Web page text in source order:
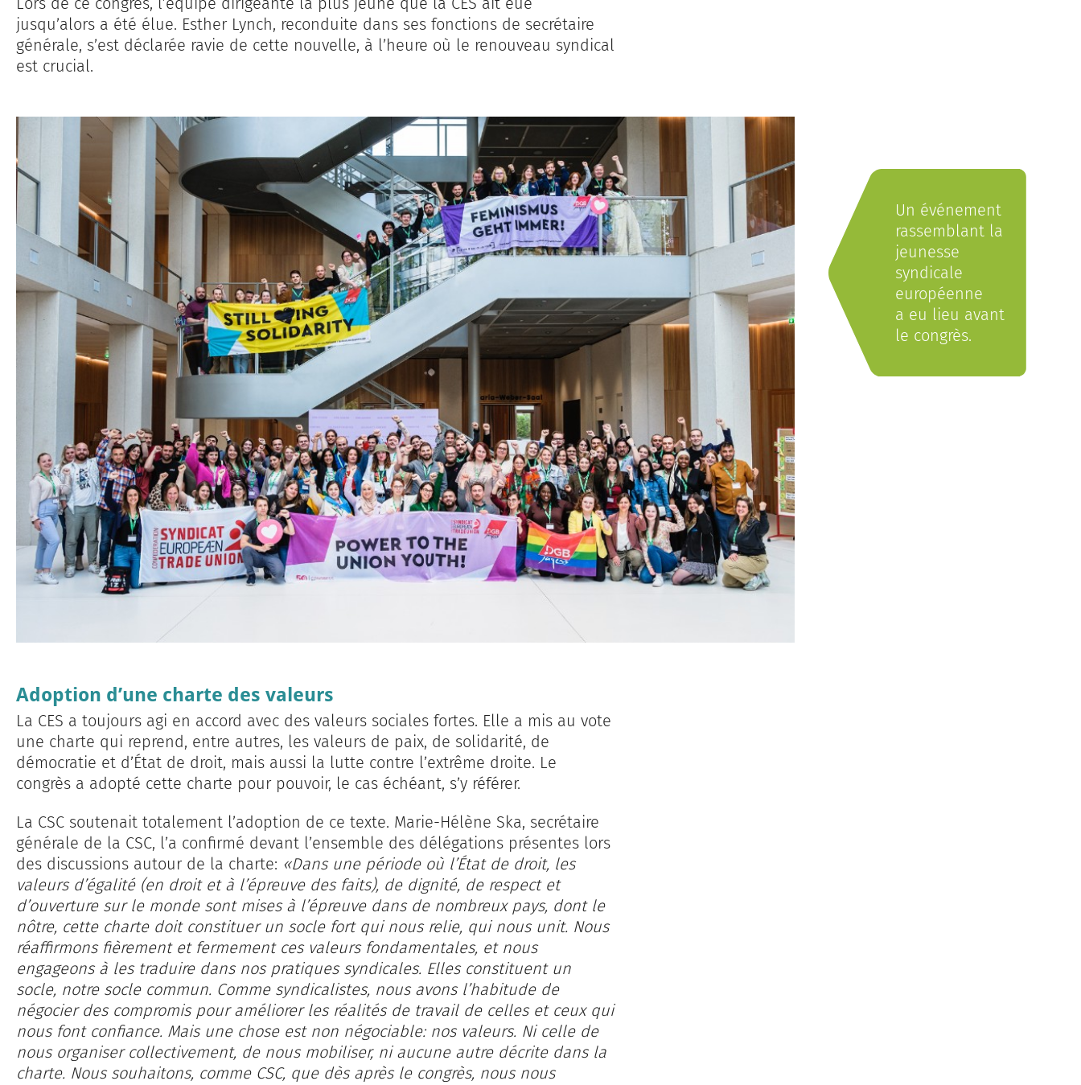
jusqu’alors a été élue. Esther Lynch, reconduite dans ses fonctions de secrétaire
générale, s’est déclarée ravie de cette nouvelle, à l’heure où le renouveau syndical
est crucial.
Un événement
rassemblant la
jeunesse
syndicale
européenne
a eu lieu avant
le congrès.
Adoption d’une charte des valeurs
La CES a toujours agi en accord avec des valeurs sociales fortes. Elle a mis au vote
une charte qui reprend, entre autres, les valeurs de paix, de solidarité, de
démocratie et d’État de droit, mais aussi la lutte contre l’extrême droite. Le
congrès a adopté cette charte pour pouvoir, le cas échéant, s’y référer.
La CSC soutenait totalement l’adoption de ce texte. Marie-Hélène Ska, secrétaire
générale de la CSC, l’a confirmé devant l’ensemble des délégations présentes lors
des discussions autour de la charte: «Dans une période où l’État de droit, les
valeurs d’égalité (en droit et à l’épreuve des faits), de dignité, de respect et
d’ouverture sur le monde sont mises à l’épreuve dans de nombreux pays, dont le
nôtre, cette charte doit constituer un socle fort qui nous relie, qui nous unit. Nous
réaffirmons fièrement et fermement ces valeurs fondamentales, et nous
engageons à les traduire dans nos pratiques syndicales. Elles constituent un
socle, notre socle commun. Comme syndicalistes, nous avons l’habitude de
négocier des compromis pour améliorer les réalités de travail de celles et ceux qui
nous font confiance. Mais une chose est non négociable: nos valeurs. Ni celle de
nous organiser collectivement, de nous mobiliser, ni aucune autre décrite dans la
charte. Nous souhaitons, comme CSC, que dès après le congrès, nous nous